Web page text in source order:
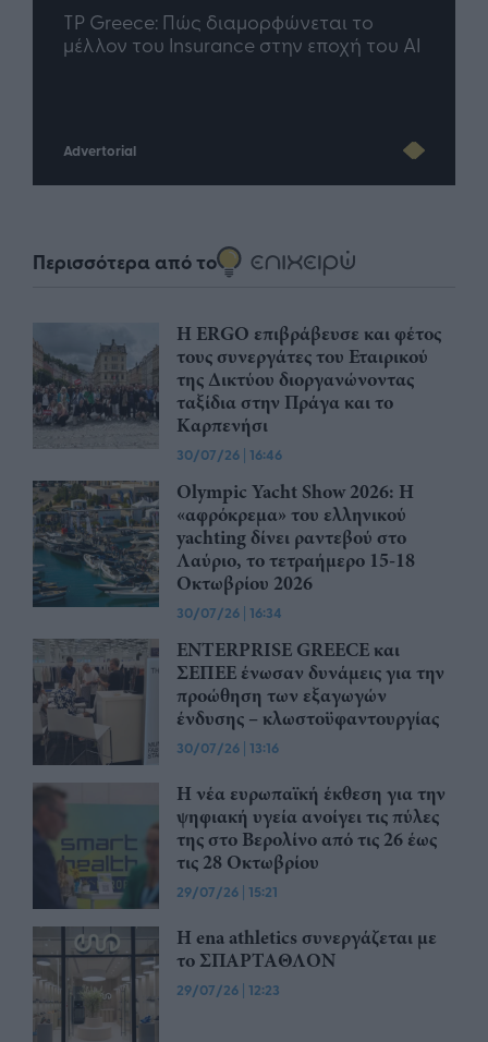
TP Greece: Πώς διαμορφώνεται το
μέλλον του Insurance στην εποχή του AI
Advertorial
Περισσότερα από το
Η ERGO επιβράβευσε και φέτος
τους συνεργάτες του Εταιρικού
της Δικτύου διοργανώνοντας
ταξίδια στην Πράγα και το
Καρπενήσι
30/07/26 | 16:46
Olympic Yacht Show 2026: Η
«αφρόκρεμα» του ελληνικού
yachting δίνει ραντεβού στο
Λαύριο, το τετραήμερο 15-18
Οκτωβρίου 2026
30/07/26 | 16:34
ENTERPRISE GREECE και
ΣΕΠΕΕ ένωσαν δυνάμεις για την
προώθηση των εξαγωγών
ένδυσης – κλωστοϋφαντουργίας
30/07/26 | 13:16
Η νέα ευρωπαϊκή έκθεση για την
ψηφιακή υγεία ανοίγει τις πύλες
της στο Βερολίνο από τις 26 έως
τις 28 Οκτωβρίου
29/07/26 | 15:21
Η ena athletics συνεργάζεται με
το ΣΠΑΡΤΑΘΛΟΝ
29/07/26 | 12:23